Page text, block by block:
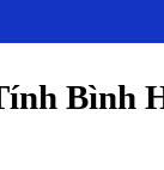
Bình